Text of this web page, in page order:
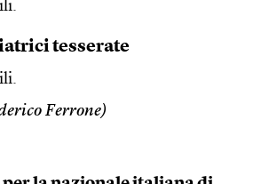
tesserate
Ferrone)